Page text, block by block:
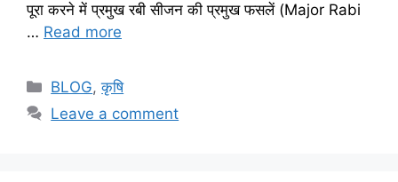
पूरा करने में प्रमुख रबी सीजन की प्रमुख फसलें (Major Rabi
… Read more
BLOG,कृषि
Leave a comment